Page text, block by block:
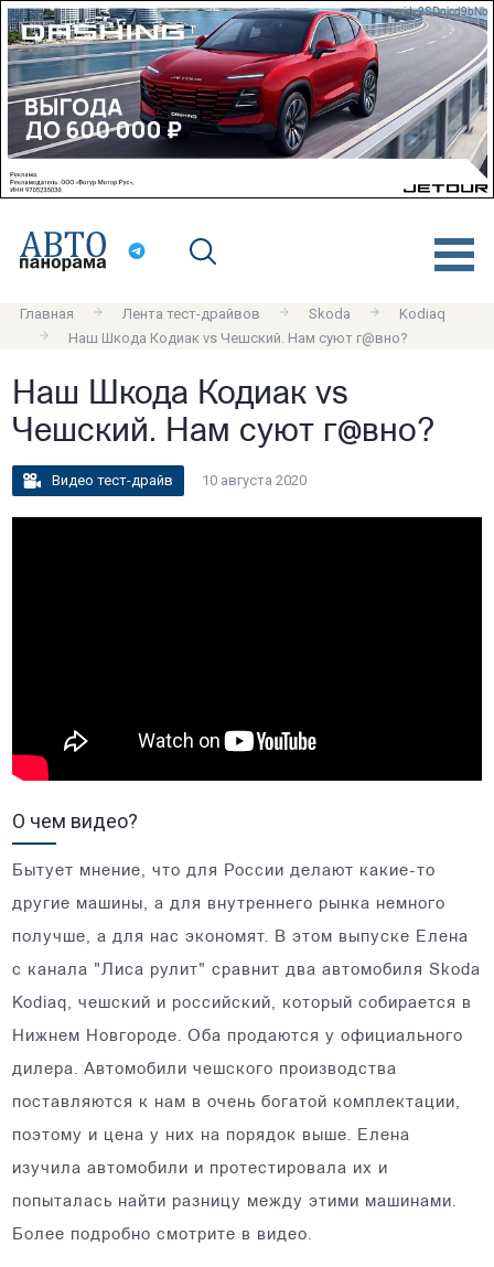
erid: 2SDnjcd9bNb
Главная Лента тест-драйвов Skoda
Kodiaq
Наш Шкода Кодиак vs Чешский. Нам суют г@вно?
Наш Шкода Кодиак vs
Чешский. Нам суют г@вно?
Видео тест-драйв 10 августа 2020
О чем видео?
Бытует мнение, что для России делают какие-то
другие машины, а для внутреннего рынка немного
получше, а для нас экономят. В этом выпуске Елена
с канала "Лиса рулит" сравнит два автомобиля Skoda
Kodiaq, чешский и российский, который собирается в
Нижнем Новгороде. Оба продаются у официального
дилера. Автомобили чешского производства
поставляются к нам в очень богатой комплектации,
поэтому и цена у них на порядок выше. Елена
изучила автомобили и протестировала их и
попыталась найти разницу между этими машинами.
Более подробно смотрите в видео.